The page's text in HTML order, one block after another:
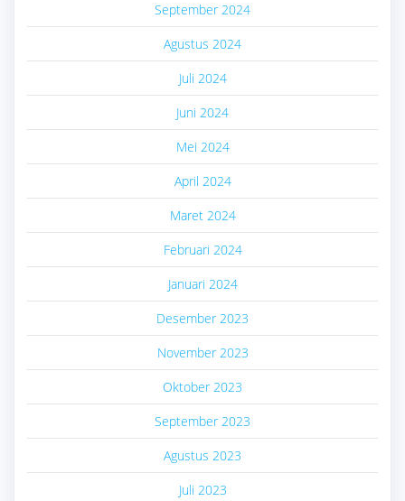
September 2024
Agustus 2024
Juli 2024
Juni 2024
Mei 2024
April 2024
Maret 2024
Februari 2024
Januari 2024
Desember 2023
November 2023
Oktober 2023
September 2023
Agustus 2023
Juli 2023